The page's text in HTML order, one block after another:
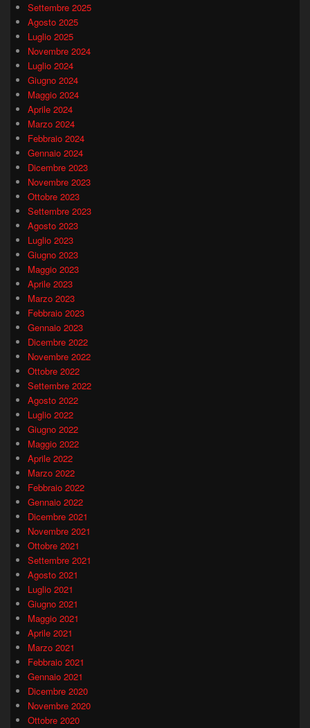
Settembre 2025
Agosto 2025
Luglio 2025
Novembre 2024
Luglio 2024
Giugno 2024
Maggio 2024
Aprile 2024
Marzo 2024
Febbraio 2024
Gennaio 2024
Dicembre 2023
Novembre 2023
Ottobre 2023
Settembre 2023
Agosto 2023
Luglio 2023
Giugno 2023
Maggio 2023
Aprile 2023
Marzo 2023
Febbraio 2023
Gennaio 2023
Dicembre 2022
Novembre 2022
Ottobre 2022
Settembre 2022
Agosto 2022
Luglio 2022
Giugno 2022
Maggio 2022
Aprile 2022
Marzo 2022
Febbraio 2022
Gennaio 2022
Dicembre 2021
Novembre 2021
Ottobre 2021
Settembre 2021
Agosto 2021
Luglio 2021
Giugno 2021
Maggio 2021
Aprile 2021
Marzo 2021
Febbraio 2021
Gennaio 2021
Dicembre 2020
Novembre 2020
Ottobre 2020